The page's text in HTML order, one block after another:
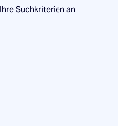
Suchkriterien an